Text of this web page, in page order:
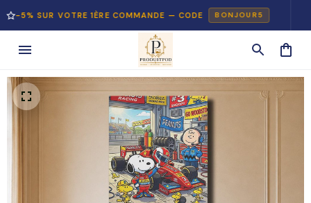
SUR VOTRE 1ÈRE COMMANDE — CODE BONJOUR5